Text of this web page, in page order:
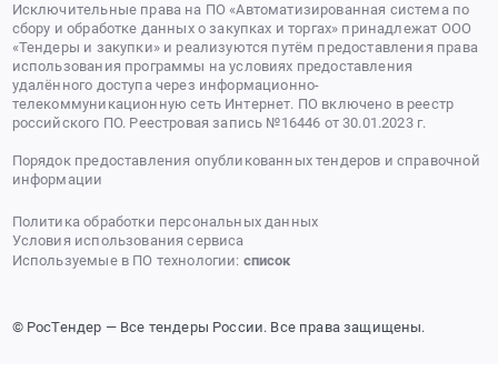
Исключительные права на ПО «Автоматизированная система по
сбору и обработке данных о закупках и торгах» принадлежат ООО
«Тендеры и закупки» и реализуются путём предоставления права
использования программы на условиях предоставления
удалённого доступа через информационно-
телекоммуникационную сеть Интернет. ПО включено в реестр
российского ПО. Реестровая запись №16446 от 30.01.2023 г.
Порядок предоставления опубликованных тендеров и справочной
информации
Политика обработки персональных данных
Условия использования сервиса
Используемые в ПО технологии: список
© РосТендер — Все тендеры России. Все права защищены.